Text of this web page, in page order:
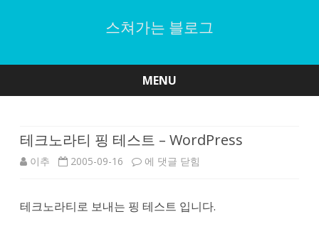
스쳐가는 블로그
MENU
테크노라티 핑 테스트 – WordPress
이추 2005-09-16
테
노
에 댓글 닫힘
테크노라티로 보내는 핑 테스트 입니다.